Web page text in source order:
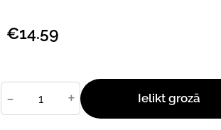
€14.59
- + Ielikt grozā